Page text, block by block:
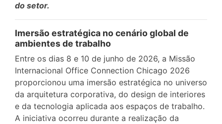
do setor.
Imersão estratégica no cenário global de
ambientes de trabalho
Entre os dias 8 e 10 de junho de 2026, a Missão
Internacional Office Connection Chicago 2026
proporcionou uma imersão estratégica no universo
da arquitetura corporativa, do design de interiores
e da tecnologia aplicada aos espaços de trabalho.
A iniciativa ocorreu durante a realização da